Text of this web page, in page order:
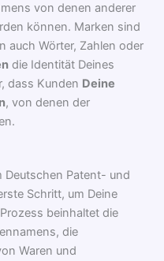
von denen anderer
können. Marken sind
auch Wörter, Zahlen oder
die Identität Deines
dass Kunden Deine
, von denen der
Deutschen Patent- und
Schritt, um Deine
beinhaltet die
die
Waren und